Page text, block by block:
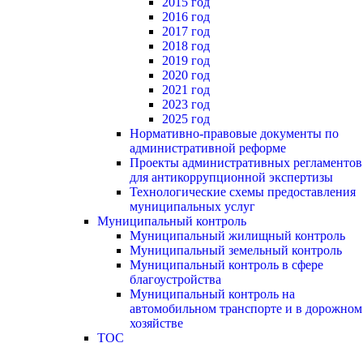
2016 год
2017 год
2018 год
2019 год
2020 год
2021 год
2023 год
2025 год
Нормативно-правовые документы по
административной реформе
Проекты административных регламентов
для антикоррупционной экспертизы
Технологические схемы предоставления
муниципальных услуг
Муниципальный контроль
Муниципальный жилищный контроль
Муниципальный земельный контроль
Муниципальный контроль в сфере
благоустройства
Муниципальный контроль на
автомобильном транспорте и в дорожном
хозяйстве
ТОС